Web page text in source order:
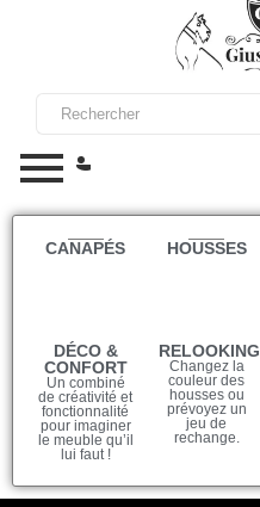
CANAPÉS
DÉCO &
CONFORT
Un combiné
de créativité et
fonctionnalité
pour imaginer
le meuble qu’il
lui faut !
HOUSSES
RELOOKING
Changez la
couleur des
housses ou
prévoyez un
jeu de
rechange.